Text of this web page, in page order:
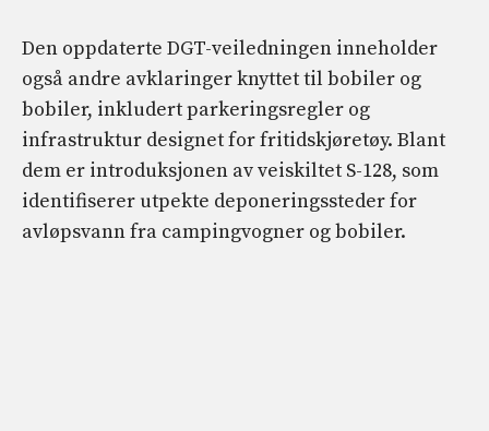
Den oppdaterte DGT-veiledningen inneholder
også andre avklaringer knyttet til bobiler og
bobiler, inkludert parkeringsregler og
infrastruktur designet for fritidskjøretøy. Blant
dem er introduksjonen av veiskiltet S-128, som
identifiserer utpekte deponeringssteder for
avløpsvann fra campingvogner og bobiler.